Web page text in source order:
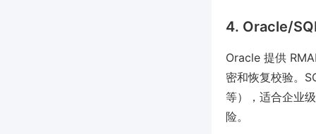
4. Oracle/
Oracle 提供
密和恢复校验。
等），适合企业
险。